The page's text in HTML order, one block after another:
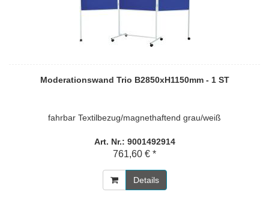
Moderationswand Trio B2850xH1150mm - 1 ST
fahrbar Textilbezug/magnethaftend grau/weiß
Art. Nr.: 9001492914
761,60 € *
Details